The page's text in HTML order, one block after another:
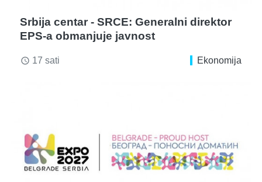
Srbija centar - SRCE: Generalni direktor
EPS-a obmanjuje javnost
access_time 17 sati Ekonomija